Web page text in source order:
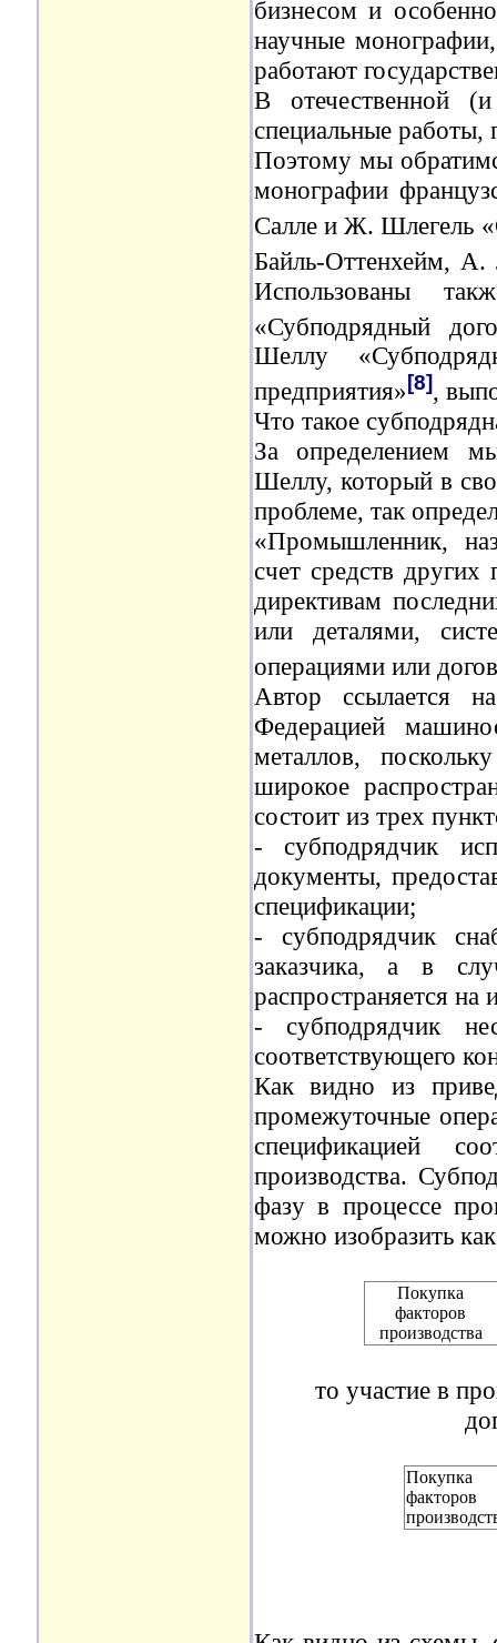
бизнесом и
научные
работают
В отечественной
специальные
Поэтому мы
монографии
Салле и Ж. Шлегель
Байль-Оттенхейм,
Использованы
«Субподрядный
Шеллу
предприятия»[8],
Что такое
За определением
Шеллу, который в
проблеме, так
«Промышленник,
счет средств
директивам
или деталями,
операциями или
Автор ссылается
Федерацией
металлов,
широкое
состоит из трех
- субподрядчик
документы,
спецификации;
- субподрядчик
заказчика, а в
распространяется
- субподрядчик
соответствующего
Как видно из
промежуточные
спецификацией
производства.
фазу в процессе
можно изобразить
Покупка
факторов
производства
то участие в
Покупка
факторов